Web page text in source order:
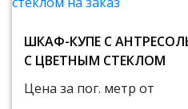
ШКАФ-КУПЕ С
С ЦВЕТНЫМ СТЕКЛОМ
Цена за пог. метр от